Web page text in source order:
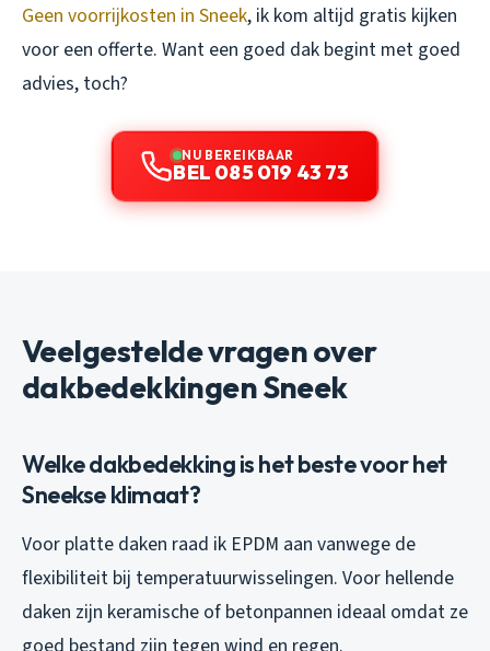
Geen voorrijkosten in Sneek, ik kom altijd gratis kijken
voor een offerte. Want een goed dak begint met goed
advies, toch?
NU BEREIKBAAR
BEL 085 019 43 73
Veelgestelde vragen over
dakbedekkingen Sneek
Welke dakbedekking is het beste voor het
Sneekse klimaat?
Voor platte daken raad ik EPDM aan vanwege de
flexibiliteit bij temperatuurwisselingen. Voor hellende
daken zijn keramische of betonpannen ideaal omdat ze